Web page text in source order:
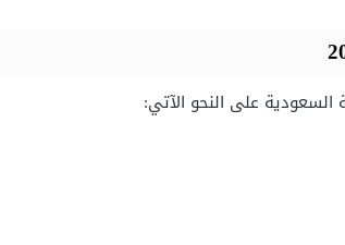
السعودية على النحو الآتي: